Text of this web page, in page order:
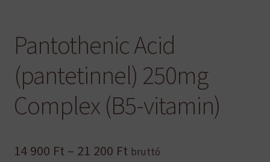
Pantothenic Acid
(pantetinnel) 250mg
Complex (B5-vitamin)
14 900 Ft – 21 200 FtÁrtartomány:
bruttó